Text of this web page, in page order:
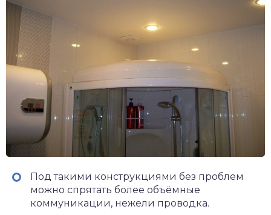
Под такими конструкциями без проблем
можно спрятать более объёмные
коммуникации, нежели проводка.